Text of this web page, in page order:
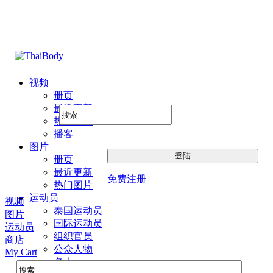
视频
册页
最近更新
热门图片
播客
图片
册页
最近更新
热门图片
运动员
泰国运动员
国际运动员
组织官员
公众人物
名人
免费注册
视频
图片
运动员
商店
My Cart